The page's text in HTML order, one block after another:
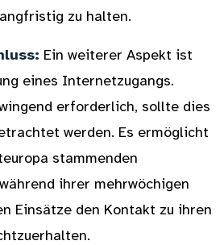
zu halten.
Ein weiterer Aspekt ist
eines Internetzugangs.
erforderlich, sollte dies
werden. Es ermöglicht
stammenden
ihrer mehrwöchigen
Einsätze den Kontakt zu ihren